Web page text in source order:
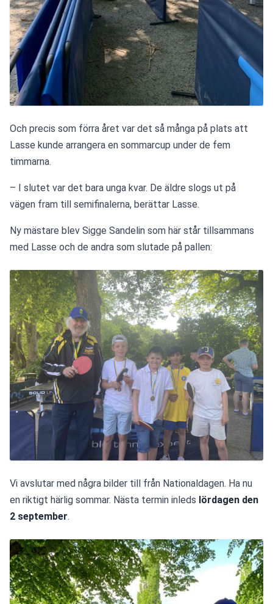
Och precis som förra året var det så många på plats att
Lasse kunde arrangera en sommarcup under de fem
timmarna.
– I slutet var det bara unga kvar. De äldre slogs ut på
vägen fram till semifinalerna, berättar Lasse.
Ny mästare blev Sigge Sandelin som här står tillsammans
med Lasse och de andra som slutade på pallen:
Vi avslutar med några bilder till från Nationaldagen. Ha nu
en riktigt härlig sommar. Nästa termin inleds lördagen den
2 september.